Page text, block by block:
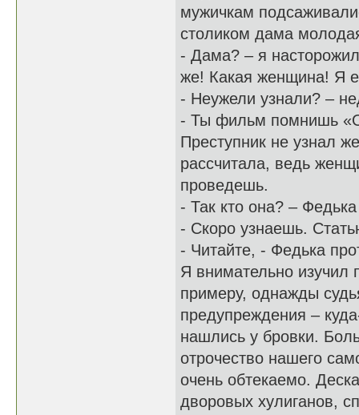
мужичкам
столиком дама
- Дама? – я
же! Какая женщина! Я
- Неужели узнали? –
- Ты фильм помнишь
Преступник не узнал
рассчитала, ведь
проведешь.
- Так кто она? –
- Скоро узнаешь.
- Читайте, - Федька
Я внимательно изучил
примеру, однажды
предупреждения –
нашлись у бровки.
отрочество нашего
очень обтекаемо.
дворовых хулиганов,